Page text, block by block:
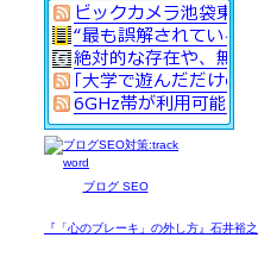
ブログ SEO
『「心のブレーキ」の外し方』石井裕之